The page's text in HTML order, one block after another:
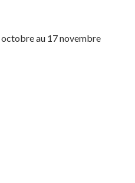
au 17 novembre